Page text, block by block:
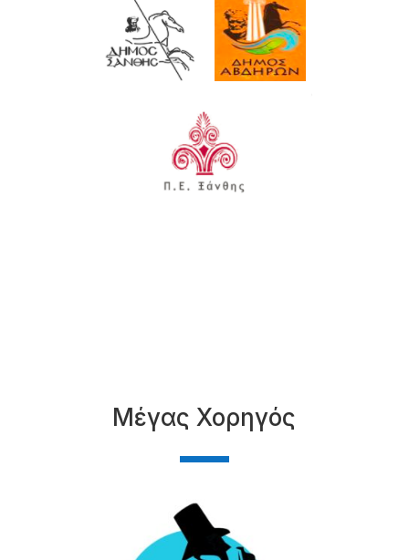
Μέγας Χορηγός